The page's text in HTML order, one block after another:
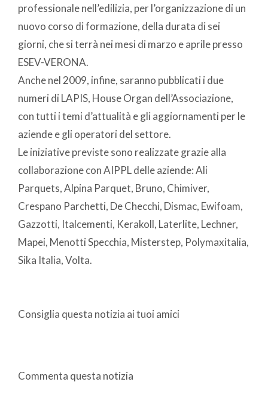
professionale nell’edilizia, per l’organizzazione di un
nuovo corso di formazione, della durata di sei
giorni, che si terrà nei mesi di marzo e aprile presso
ESEV-VERONA.
Anche nel 2009, infine, saranno pubblicati i due
numeri di LAPIS, House Organ dell’Associazione,
con tutti i temi d’attualità e gli aggiornamenti per le
aziende e gli operatori del settore.
Le iniziative previste sono realizzate grazie alla
collaborazione con AIPPL delle aziende: Ali
Parquets, Alpina Parquet, Bruno, Chimiver,
Crespano Parchetti, De Checchi, Dismac, Ewifoam,
Gazzotti, Italcementi, Kerakoll, Laterlite, Lechner,
Mapei, Menotti Specchia, Misterstep, Polymaxitalia,
Sika Italia, Volta.
Consiglia questa notizia ai tuoi amici
Commenta questa notizia